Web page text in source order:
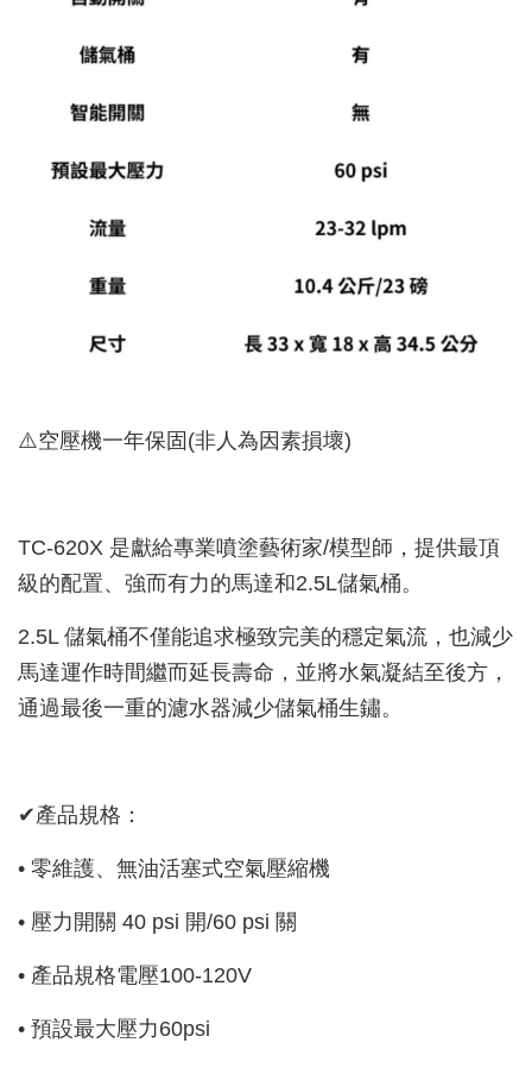
⚠️空壓機一年保固(非人為因素損壞)
TC-620X 是獻給專業噴塗藝術家/模型師，提供最頂
級的配置、強而有力的馬達和2.5L儲氣桶。
2.5L 儲氣桶不僅能追求極致完美的穩定氣流，也減少
馬達運作時間繼而延長壽命，並將水氣凝結至後方，
通過最後一重的濾水器減少儲氣桶生鏽。
✔產品規格：
• 零維護、無油活塞式空氣壓縮機
• 壓力開關 40 psi 開/60 psi 關
• 產品規格電壓100-120V
• 預設最大壓力60psi